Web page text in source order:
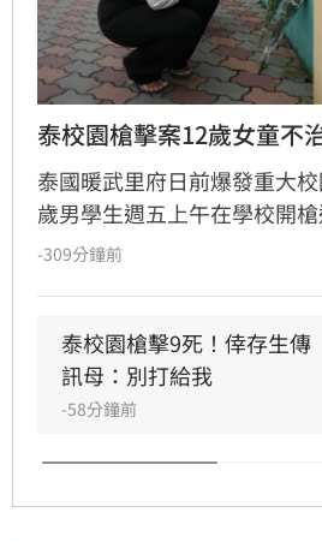
泰校園槍擊案12歲女童不
泰國暖武里府日前爆發重大
歲男學生週五上午在學校開
傷，之後舉槍自盡，且嫌犯被
生後，泰國總理阿努廷（
隨即承諾推動新的槍枝管制
般民眾攜帶槍枝，僅允許執
-309分鐘前
泰校園槍擊9死！倖存生傳
訊母：別打給我
-58分鐘前